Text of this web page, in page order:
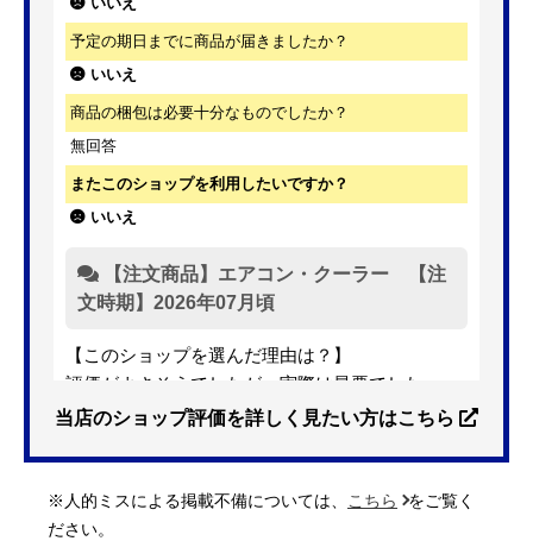
予定の期日までに商品が届きましたか？
いいえ
商品の梱包は必要十分なものでしたか？
無回答
またこのショップを利用したいですか？
いいえ
【注文商品】エアコン・クーラー 【注
文時期】2026年07月頃
【このショップを選んだ理由は？】
評価がよさそうでしたが、実際は最悪でした。
お店からの連絡は一度も無し。キャンセル済み。
【その他感想・コメント】
当店のショップ評価を詳しく見たい方はこちら
※人的ミスによる掲載不備については、 こちら
をご覧く
ださい。